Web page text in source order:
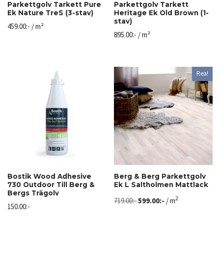
Parkettgolv Tarkett Pure
Ek Nature TreS (3-stav)
459.00:- / m²
Parkettgolv Tarkett
Heritage Ek Old Brown (1-
stav)
895.00:- / m²
Bostik Wood Adhesive
730 Outdoor Till Berg &
Bergs Trägolv
150.00:-
Rea!
Berg & Berg Parkettgolv
Ek L Saltholmen Mattlack
719.00:-599.00:- / m2